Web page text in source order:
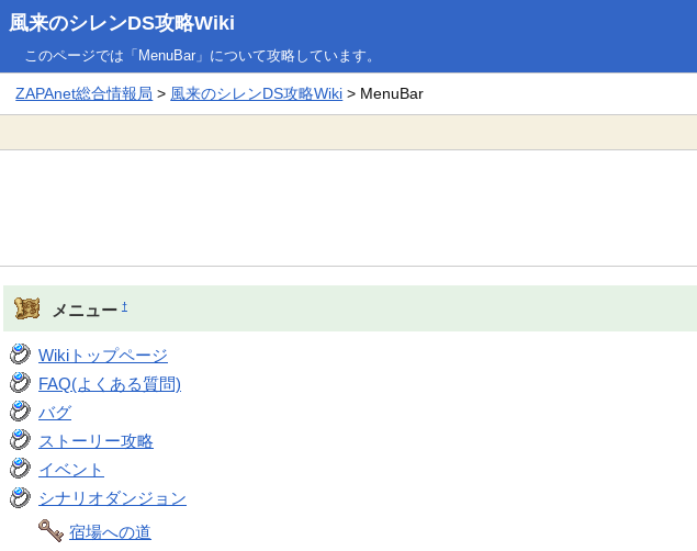
風来のシレンDS攻略Wiki
このページでは「MenuBar」について攻略しています。
ZAPAnet総合情報局 > 風来のシレンDS攻略Wiki > MenuBar
メニュー †
Wikiトップページ
FAQ(よくある質問)
バグ
ストーリー攻略
イベント
シナリオダンジョン
宿場への道